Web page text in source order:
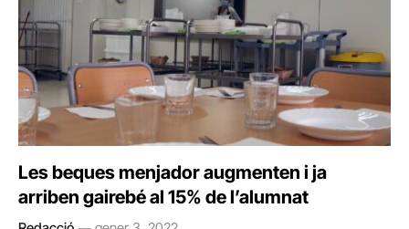
Les beques menjador augmenten i ja
arriben gairebé al 15% de l’alumnat